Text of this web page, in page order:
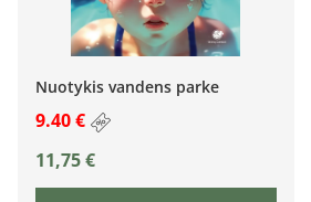
Nuotykis vandens parke
9.40 €
11,75€